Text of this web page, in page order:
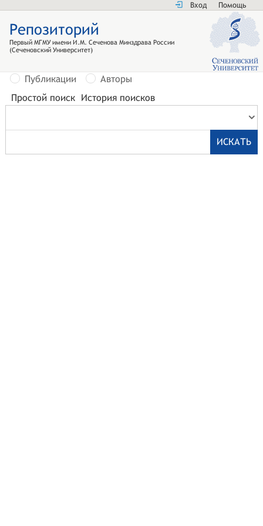
Вход Помощь
Репозиторий
Первый МГМУ имени И.М. Сеченова Минздрава России
(Сеченовский Университет)
Публикации
Авторы
Простой поиск История поисков